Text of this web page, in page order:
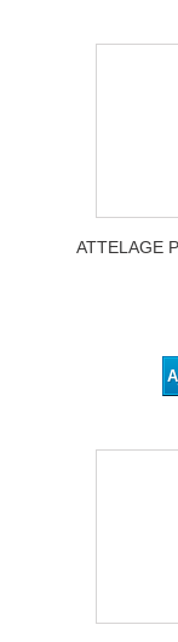
ATTELAGE